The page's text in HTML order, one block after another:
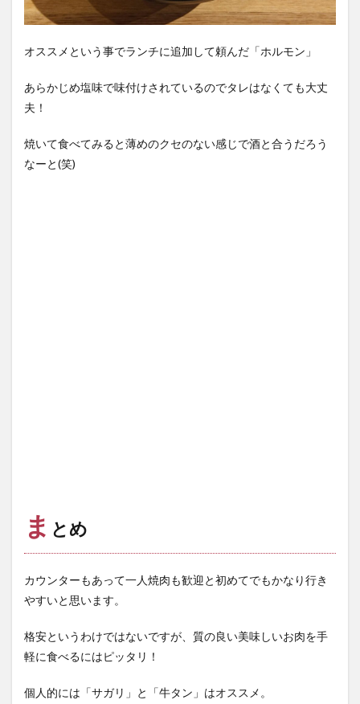
オススメという事でランチに追加して頼んだ「ホルモン」
あらかじめ塩味で味付けされているのでタレはなくても大丈
夫！
焼いて食べてみると薄めのクセのない感じで酒と合うだろう
なーと(笑)
ま とめ
カウンターもあって一人焼肉も歓迎と初めてでもかなり行き
やすいと思います。
格安というわけではないですが、質の良い美味しいお肉を手
軽に食べるにはピッタリ！
個人的には「サガリ」と「牛タン」はオススメ。